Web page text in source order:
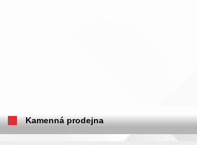
Kamenná prodejna